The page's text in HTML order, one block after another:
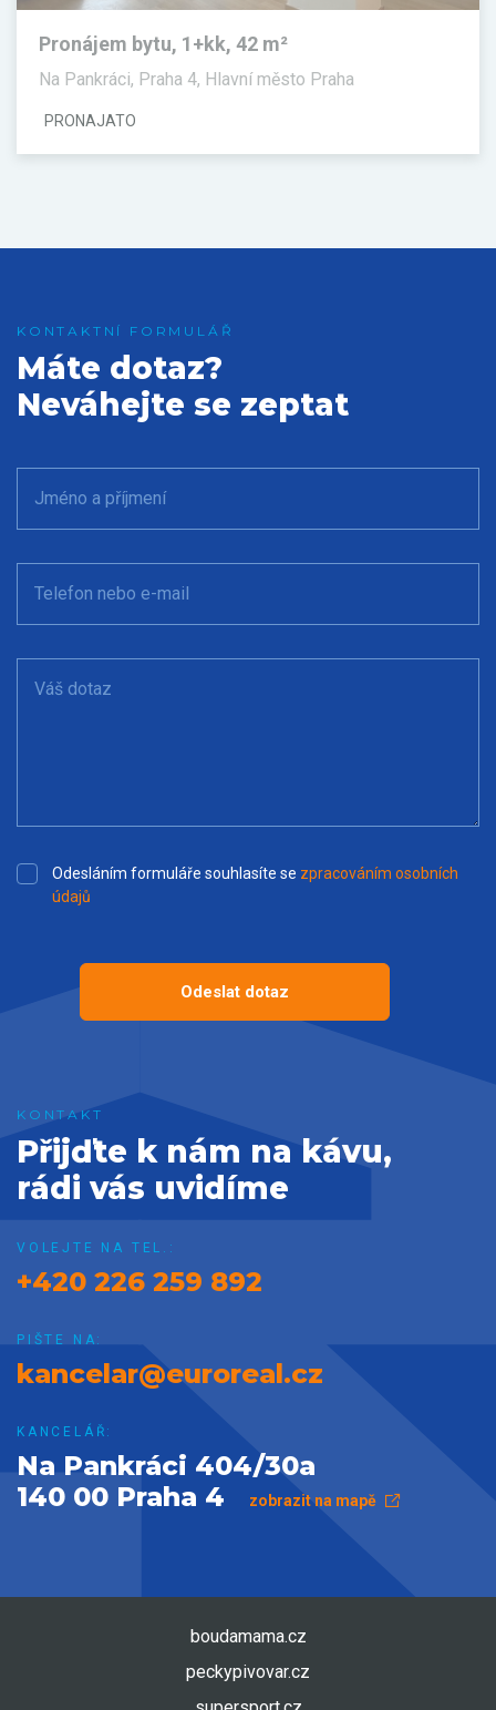
Pronájem bytu, 1+kk, 42 m²
Na Pankráci, Praha 4, Hlavní město Praha
PRONAJATO
Máte dotaz?
Neváhejte se zeptat
Jméno a příjmení
Telefon nebo e-mail
Váš dotaz
Odesláním formuláře souhlasíte se zpracováním osobních
údajů
Odeslat dotaz
Přijďte k nám na kávu,
rádi vás uvidíme
VOLEJTE NA TEL.:
+420 226 259 892
PIŠTE NA:
kancelar@euroreal.cz
KANCELÁŘ:
Na Pankráci 404/30a
140 00 Praha 4
zobrazit na mapě
boudamama.cz
peckypivovar.cz